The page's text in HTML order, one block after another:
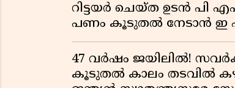
റിട്ടയർ ചെയ്ത ഉടൻ
പണം കൂടുതൽ നേടാൻ ഇ
47 വർഷം ജയിലിൽ!
കൂടുതൽ കാലം തടവിൽ